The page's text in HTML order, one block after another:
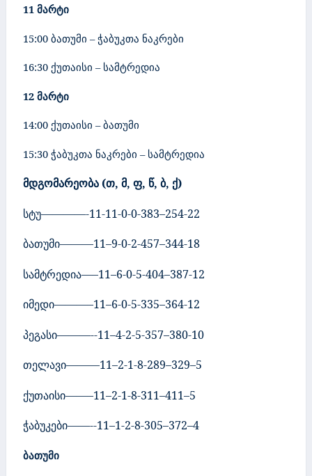
11 მარტი
15:00 ბათუმი – ჭაბუკთა ნაკრები
16:30 ქუთაისი – სამტრედია
12 მარტი
14:00 ქუთაისი – ბათუმი
15:30 ჭაბუკთა ნაკრები – სამტრედია
მდგომარეობა (თ, მ, ფ, წ, ბ, ქ)
სტუ————-11-11-0-0-383–254-22
ბათუმი———11–9-0-2-457–344-18
სამტრედია—–11–6-0-5-404–387-12
იმედი———–11–6-0-5-335–364-12
პეგასი———--11–4-2-5-357–380-10
თელავი———11–2-1-8-289–329–5
ქუთაისი——–11–2-1-8-311–411–5
ჭაბუკები——--11–1-2-8-305–372–4
ბათუმი